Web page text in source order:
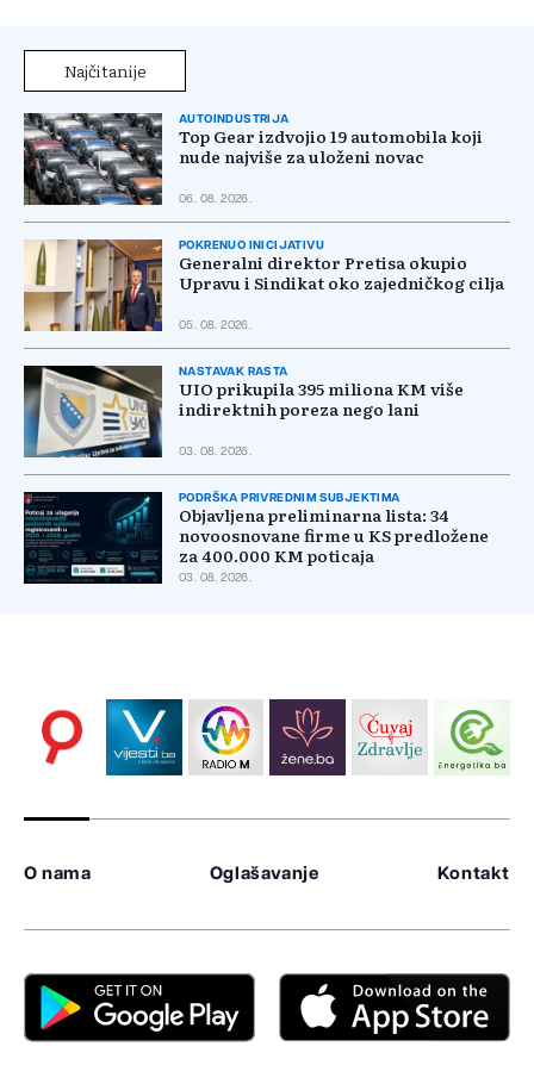
Najčitanije
AUTOINDUSTRIJA
Top Gear izdvojio 19 automobila koji
nude najviše za uloženi novac
06. 08. 2026.
POKRENUO INICIJATIVU
Generalni direktor Pretisa okupio
Upravu i Sindikat oko zajedničkog cilja
05. 08. 2026.
NASTAVAK RASTA
UIO prikupila 395 miliona KM više
indirektnih poreza nego lani
03. 08. 2026.
PODRŠKA PRIVREDNIM SUBJEKTIMA
Objavljena preliminarna lista: 34
novoosnovane firme u KS predložene
za 400.000 KM poticaja
03. 08. 2026.
O nama Oglašavanje Kontakt